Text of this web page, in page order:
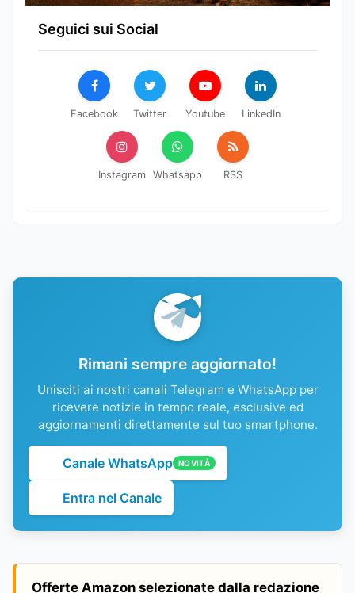
Seguici sui Social
Facebook Twitter Youtube LinkedIn
Instagram Whatsapp RSS
Rimani sempre aggiornato!
Unisciti ai nostri canali Telegram e WhatsApp per
ricevere notizie in tempo reale, esclusive ed
aggiornamenti direttamente sul tuo smartphone.
Canale WhatsApp NOVITÀ
Entra nel Canale
Offerte Amazon selezionate dalla redazione